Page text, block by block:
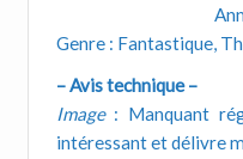
Genre : Fantastique,
– Avis technique –
Image: Manquant
intéressant et délivre